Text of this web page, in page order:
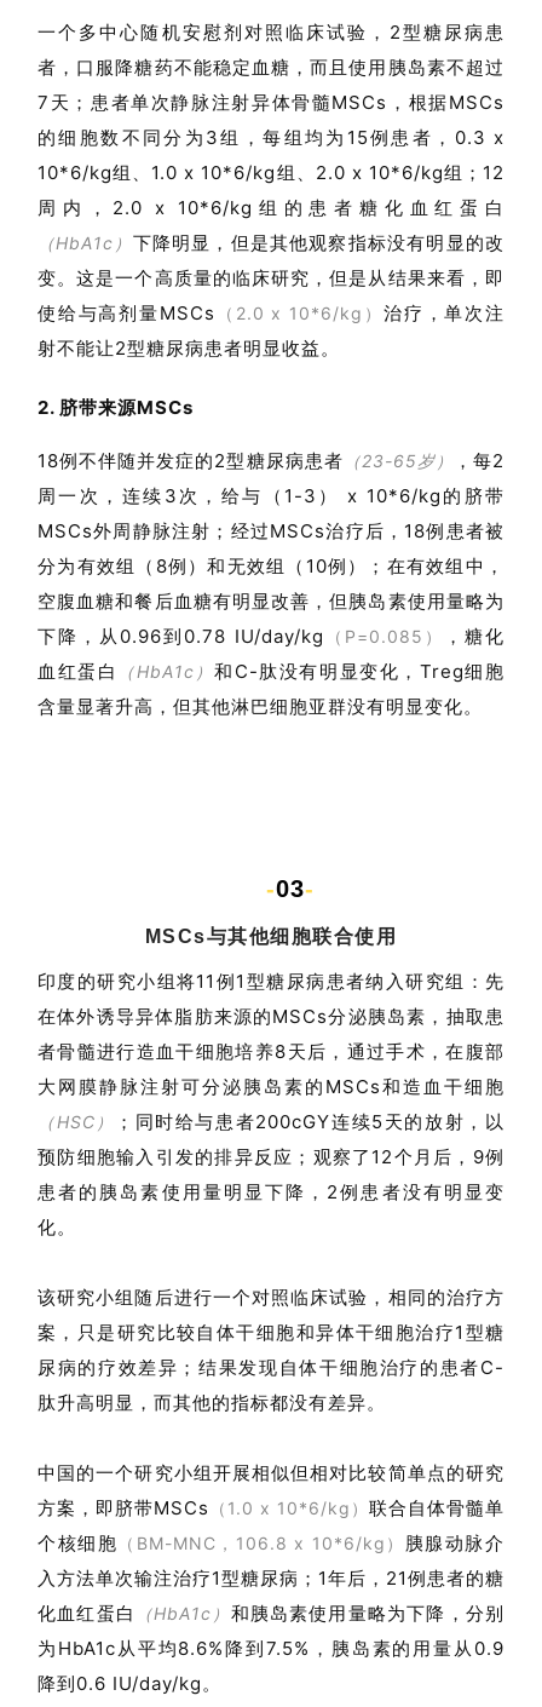
一个多中心随机安慰剂对照临床试验，2型糖尿病患
者，口服降糖药不能稳定血糖，而且使用胰岛素不超过
7天；患者单次静脉注射异体骨髓MSCs，根据MSCs
的细胞数不同分为3组，每组均为15例患者，0.3 x
10*6/kg组、1.0 x 10*6/kg组、2.0 x 10*6/kg组；12
周内，2.0 x 10*6/kg组的患者糖化血红蛋白
（HbA1c） 下降明显，但是其他观察指标没有明显的改
变。这是一个高质量的临床研究，但是从结果来看，即
使给与高剂量MSCs
（2.0 x 10*6/kg） 治疗，单次注
射不能让2型糖尿病患者明显收益。
2. 脐带来源MSCs
18例不伴随并发症的2型糖尿病患者 （23-65岁）
，每2
周一次，连续3次，给与（1-3） x 10*6/kg的脐带
MSCs外周静脉注射；经过MSCs治疗后，18例患者被
分为有效组（8例）和无效组（10例）；在有效组中，
空腹血糖和餐后血糖有明显改善，但胰岛素使用量略为
下降，从0.96到0.78 IU/day/kg （P=0.085）
，糖化
血红蛋白
（HbA1c）和C-肽没有明显变化，Treg细胞
含量显著升高，但其他淋巴细胞亚群没有明显变化。
-03-
MSCs与其他细胞联合使用
印度的研究小组将11 例1型糖尿病患者纳入研究组： 先
在体外诱导异体脂肪来源的MSCs分泌胰岛素，抽取患
者骨髓进行造血干细胞培养8天后，通过手术，在腹部
大网膜静脉注射可分泌胰岛素的MSCs和造血干细胞
（HSC）
；同时给与患者200cGY连续5天的放射，以
预防细胞输入引发的排异反应； 观察了12个月后，9例
患者的胰岛素使用量明显下降，2例患者没有明显变
化。
该研究小组随后进行一个对照临床试验，相同的治疗方
案，只是研究比较自体干细胞和异体干细胞治疗1型糖
尿病的疗效差异；结果发现自体干细胞治疗的患者C-
肽升高明显，而其他的指标都没有差异。
中国的一个研究小组开展相似但相对比较简单点的研究
方案，即脐带MSCs
（1.0 x 10*6/kg） 联合自体骨髓单
个核细胞 （BM-MNC，106.8 x 10*6/kg） 胰腺动脉介
入方法单次输注治疗1型糖尿病；1年后，21例患者的糖
化血红蛋白
（HbA1c） 和胰岛素使用量略为下降，分别
为HbA1c从平均8.6%降到7.5%，胰岛素的用量从0.9
降到0.6 IU/day/kg。